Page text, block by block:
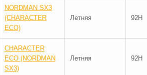
NORDMAN SX3
(CHARACTER
ECO)
Летняя 92H
CHARACTER
ECO (NORDMAN
SX3)
Летняя 92H